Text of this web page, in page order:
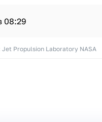
08:29
Jet Propulsion Laboratory NASA